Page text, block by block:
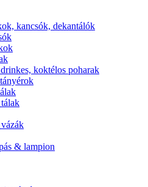
kancsók, dekantálók
koktélos poharak
& lampion